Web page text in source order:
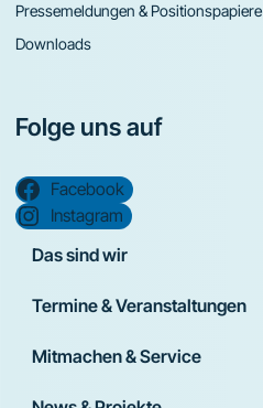
Pressemeldungen & Positionspapiere
Downloads
Folge uns auf
Facebook
Instagram
Das sind wir
Termine & Veranstaltungen
Mitmachen & Service